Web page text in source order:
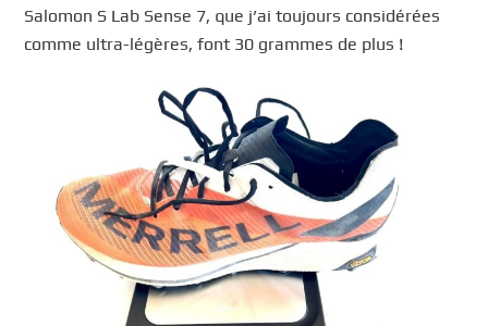
Salomon S Lab Sense 7, que j’ai toujours considérées
comme ultra-légères, font 30 grammes de plus !